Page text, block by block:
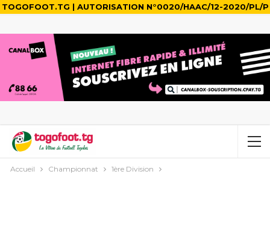
TOGOFOOT.TG | AUTORISATION N°0020/HAAC/12-2020/PL/P
Accueil Championnat 1ère Division